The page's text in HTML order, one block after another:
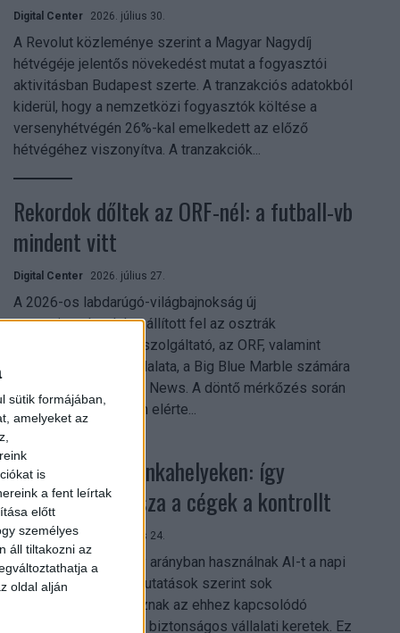
sütik formájában,
amelyeket az
is
a fent leírtak
előtt
személyes
áll tiltakozni az
a
oldal alján
Digital Center 2026. július 30.
A Revolut közleménye szerint a Magyar Nagydíj
hétvégéje jelentős növekedést mutat a fogyasztói
aktivitásban Budapest szerte. A tranzakciós adatokból
kiderül, hogy a nemzetközi fogyasztók költése a
versenyhétvégén 26%-kal emelkedett az előző
hétvégéhez viszonyítva. A tranzakciók...
Rekordok dőltek az ORF-nél: a futball-vb
mindent vitt
Digital Center 2026. július 27.
A 2026-os labdarúgó-világbajnokság új
streamingrekordokat állított fel az osztrák
közszolgálati műsorszolgáltató, az ORF, valamint
technológiai leányvállalata, a Big Blue Marble számára
– írja a Broadband TV News. A döntő mérkőzés során
az átlagos nézőszám elérte...
Shadow AI a munkahelyeken: így
szerezhetik vissza a cégek a kontrollt
Digital Center 2026. július 24.
A munkavállalók nagy arányban használnak AI-t a napi
munkában, ám friss kutatások szerint sok
szervezetnél hiányoznak az ehhez kapcsolódó
világos irányelvek és biztonságos vállalati keretek. Ez